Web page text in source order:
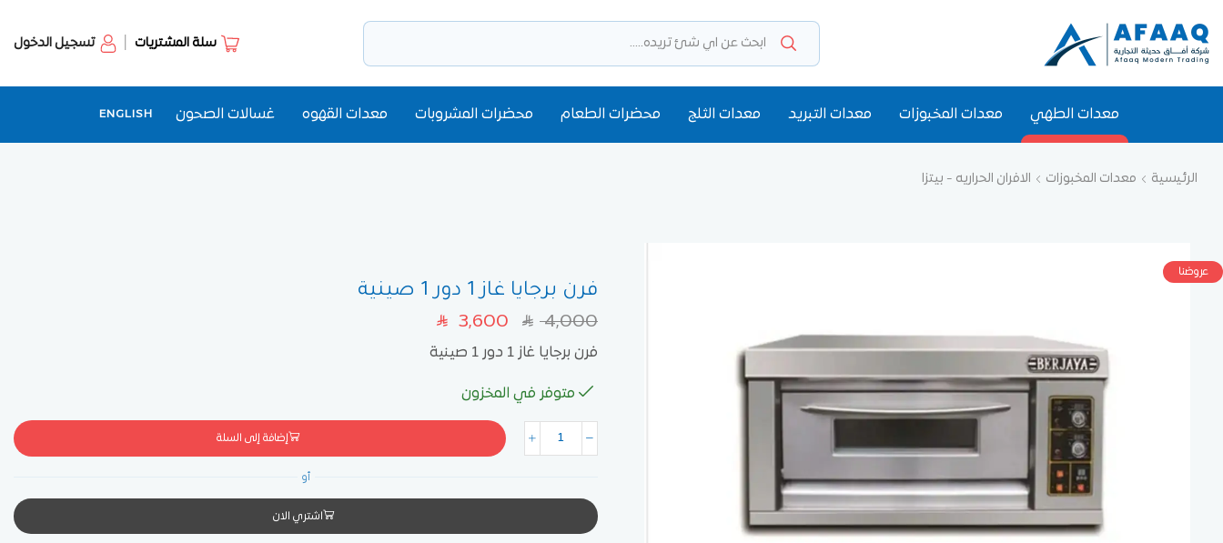
سلة المشتريات تسجيل الدخول
معدات الطهي معدات المخبوزات معدات التبريد معدات الثلج محضرات الطعام محضرات المشروبات معدات القهوه غسالات الصحون ENGLISH
الرئيسية معدات المخبوزات الافران الحراريه - بيتزا
عروضنا
فرن برجايا غاز 1 دور 1 صينية
SAR 4,000
SAR 3,600
فرن برجايا غاز 1 دور 1 صينية
متوفر في المخزون
إضافة إلى السلة
أو
اشتري الان